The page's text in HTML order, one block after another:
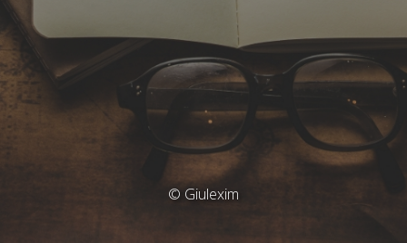
© Giulexim